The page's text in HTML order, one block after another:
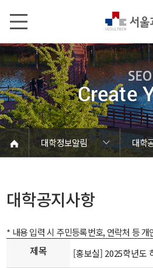
대학정보알림
대학
대
정
온갑유
대
공
등록
코로나바
대학공지사항
* 내용 입력 시 주민등록번호, 연락처 등
제목 [홍보실] 2025학년도